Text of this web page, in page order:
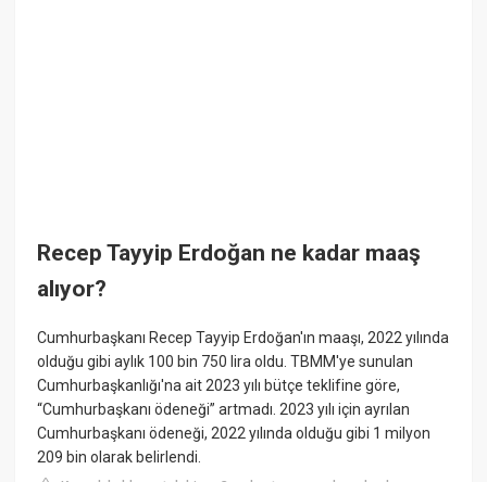
Recep Tayyip Erdoğan ne kadar maaş
alıyor?
Cumhurbaşkanı Recep Tayyip Erdoğan'ın maaşı, 2022 yılında
olduğu gibi aylık 100 bin 750 lira oldu. TBMM'ye sunulan
Cumhurbaşkanlığı'na ait 2023 yılı bütçe teklifine göre,
“Cumhurbaşkanı ödeneği” artmadı. 2023 yılı için ayrılan
Cumhurbaşkanı ödeneği, 2022 yılında olduğu gibi 1 milyon
209 bin olarak belirlendi.